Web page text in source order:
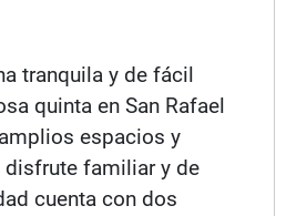
tranquila y de fácil
quinta en San Rafael
espacios y
familiar y de
cuenta con dos